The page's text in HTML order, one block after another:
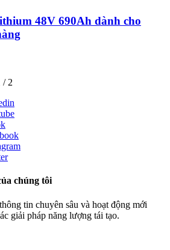
48V 690Ah dành cho
/ 2
chúng tôi
tin chuyên sâu và hoạt động mới
giải pháp năng lượng tái tạo.